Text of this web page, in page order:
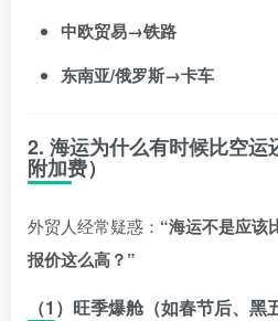
中欧贸易→铁路
东南亚/俄罗斯→卡车
2. 海运为什么有时候比空运
附加费）
外贸人经常疑惑： “海运不是应该
报价这么高？”
（1）旺季爆舱（如春节后、黑